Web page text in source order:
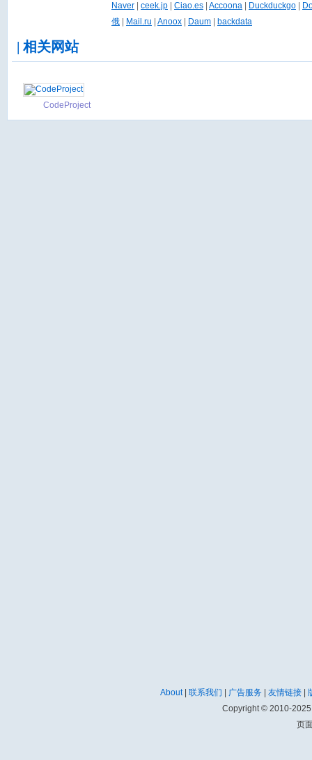
Naver
ceek.jp Ciao.es Accoona Duckduckgo
俄
Mail.ru Anoox Daum backdata
| 相关网站
CodeProject
About| 联系我们 广告服务 友情链接|
Copyright © 2010-
页